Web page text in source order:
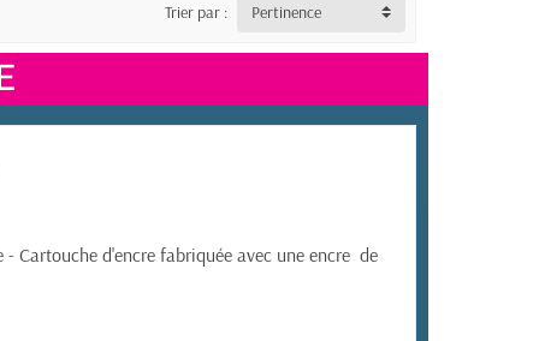
Trier par : Pertinence
- Cartouche d'encre fabriquée avec une encre de